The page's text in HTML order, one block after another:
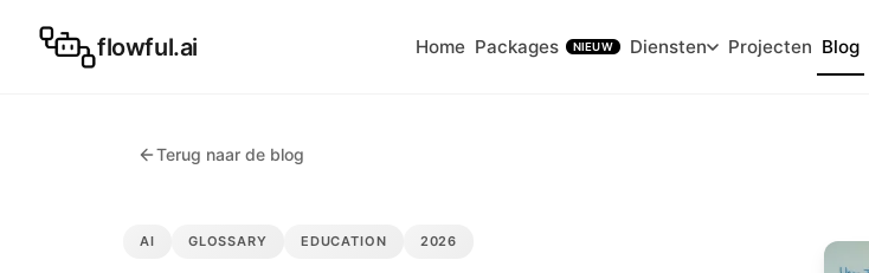
flowful.ai Home Packages NIEUW Diensten Projecten Blog
Terug naar de blog
AI GLOSSARY EDUCATION 2026